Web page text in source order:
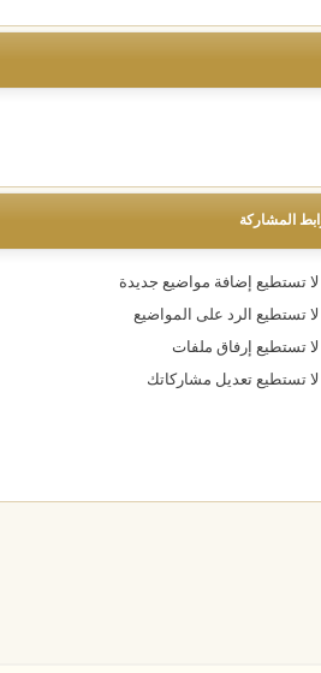
المشاركة
لا تستطيع إضافة مواضيع جديدة
لا تستطيع الرد على المواضيع
لا تستطيع إرفاق ملفات
لا تستطيع تعديل مشاركاتك